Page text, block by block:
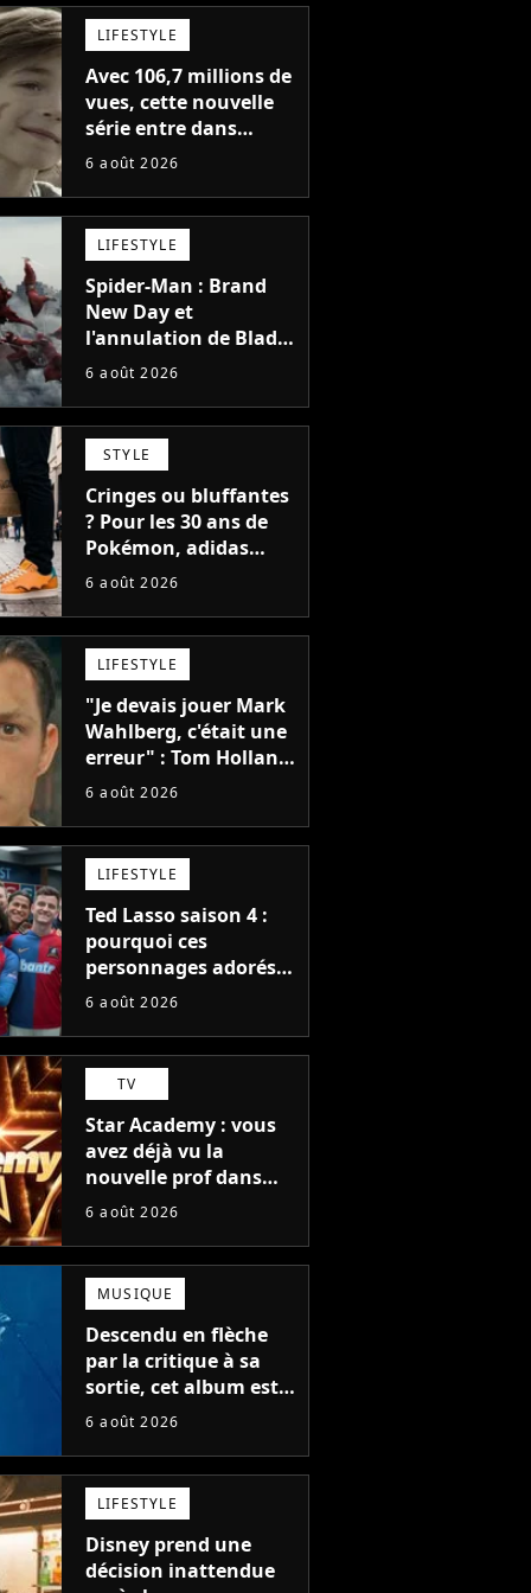
LIFESTYLE
Avec 106,7 millions de
vues, cette nouvelle
série entre dans
l'histoire de Netflix en
6 août 2026
LIFESTYLE
Spider-Man : Brand
New Day et
l'annulation de Blade
montrent que Marvel
faire quoi que ce soit
de simple
6 août 2026
STYLE
Cringes ou bluffantes
? Pour les 30 ans de
Pokémon, adidas
dévoile une énorme
et je ne sais pas quoi
en penser
6 août 2026
LIFESTYLE
"Je devais jouer Mark
Wahlberg, c'était une
erreur" : Tom Holland,
la star de Spider-Man,
blockbuster
6 août 2026
LIFESTYLE
Ted Lasso saison 4 :
pourquoi ces
personnages adorés
des fans ne sont pas
6 août 2026
TV
Star Academy : vous
avez déjà vu la
nouvelle prof dans
The Voice et aux
6 août 2026
MUSIQUE
Descendu en flèche
par la critique à sa
sortie, cet album est
en train de devenir le
auteur
6 août 2026
LIFESTYLE
Disney prend une
décision inattendue